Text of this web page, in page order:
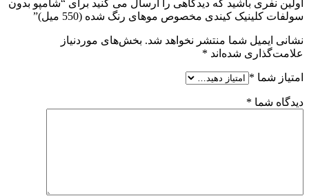
اولین نفری باشید که دیدگاهی را ارسال می کنید برای “شامپو بدون
سولفات کلینیک کیندی مخصوص موهای رنگ شده (550 میل)”
نشانی ایمیل شما منتشر نخواهد شد. بخش‌های موردنیاز
علامت‌گذاری شده‌اند *
امتیاز شما *
دیدگاه شما *